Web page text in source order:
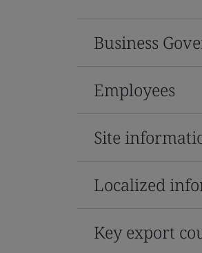
Business
Employees
Site
Localized
Key export